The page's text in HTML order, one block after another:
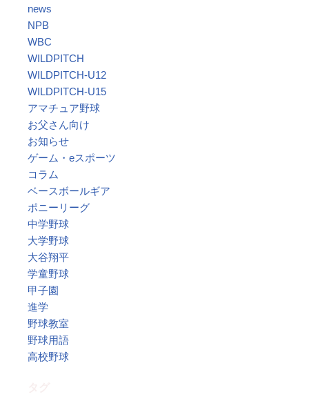
news
NPB
WBC
WILDPITCH
WILDPITCH-U12
WILDPITCH-U15
アマチュア野球
お父さん向け
お知らせ
ゲーム・eスポーツ
コラム
ベースボールギア
ポニーリーグ
中学野球
大学野球
大谷翔平
学童野球
甲子園
進学
野球教室
野球用語
高校野球